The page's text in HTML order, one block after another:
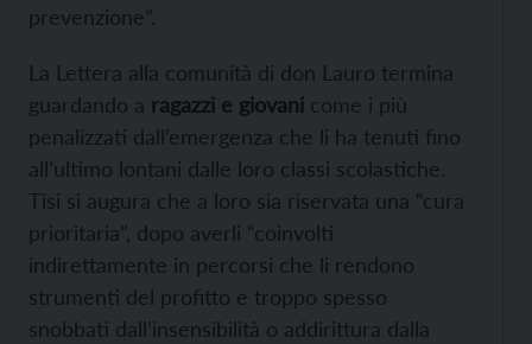
prevenzione”.
La Lettera alla comunità di don Lauro termina
guardando a ragazzi e giovani come i più
penalizzati dall’emergenza che li ha tenuti fino
all’ultimo lontani dalle loro classi scolastiche.
Tisi si augura che a loro sia riservata una “cura
prioritaria”, dopo averli “coinvolti
indirettamente in percorsi che li rendono
strumenti del profitto e troppo spesso
snobbati dall’insensibilità o addirittura dalla